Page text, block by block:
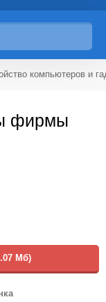
компьютеров и
фирмы
Мб)